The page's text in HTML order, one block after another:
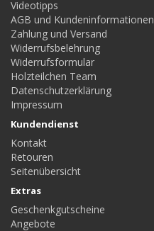
Videotipps
AGB und Kundeninformationen
Zahlung und Versand
Widerrufsbelehrung
Widerrufsformular
Holzteilchen Team
Datenschutzerklärung
Impressum
Kundendienst
Kontakt
Retouren
Seitenübersicht
Extras
Geschenkgutscheine
Angebote